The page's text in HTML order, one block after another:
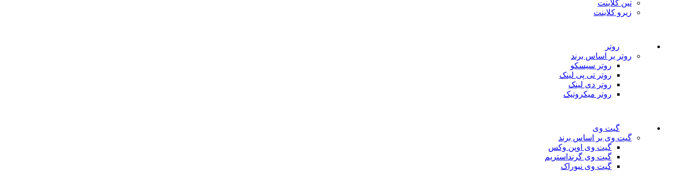
تین کلاینت
زیرو کلاینت
روتر
روتر بر اساس برند
روتر سیسکو
روتر تی پی لینک
روتر دی لینک
روتر میکروتیک
گیت وی
گیت وی بر اساس برند
گیت وی اوپن وکس
گیت وی گرنداستریم
گیت وی نیوراک